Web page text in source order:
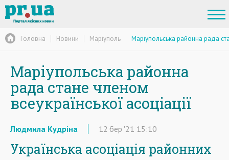
Головна Новини Маріуполь Маріупольська районна рада
Маріупольська районна
рада стане членом
всеукраїнської асоціації
Людмила Кудріна 12 бер '21 15:10
Українська асоціація районних